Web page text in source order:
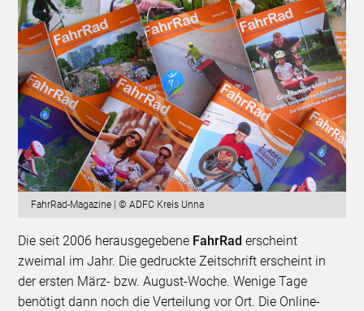
FahrRad-Magazine | © ADFC Kreis Unna
Die seit 2006 herausgegebene FahrRad erscheint
zweimal im Jahr. Die gedruckte Zeitschrift erscheint in
der ersten März- bzw. August-Woche. Wenige Tage
benötigt dann noch die Verteilung vor Ort. Die Online-